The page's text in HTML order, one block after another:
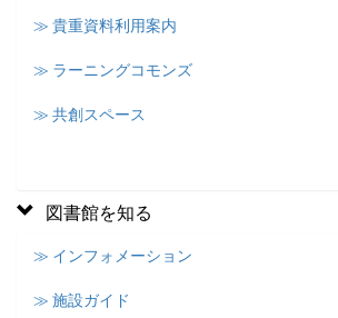
≫ 貴重資料利用案内
≫ ラーニングコモンズ
≫ 共創スペース
図書館を知る
≫ インフォメーション
≫ 施設ガイド